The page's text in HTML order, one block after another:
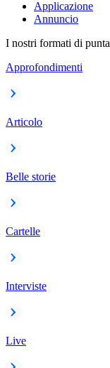
Applicazione
Annuncio
I nostri formati di punta
Approfondimenti
Articolo
Belle storie
Cartelle
Interviste
Live